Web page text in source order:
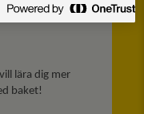
lära dig mer
baket!